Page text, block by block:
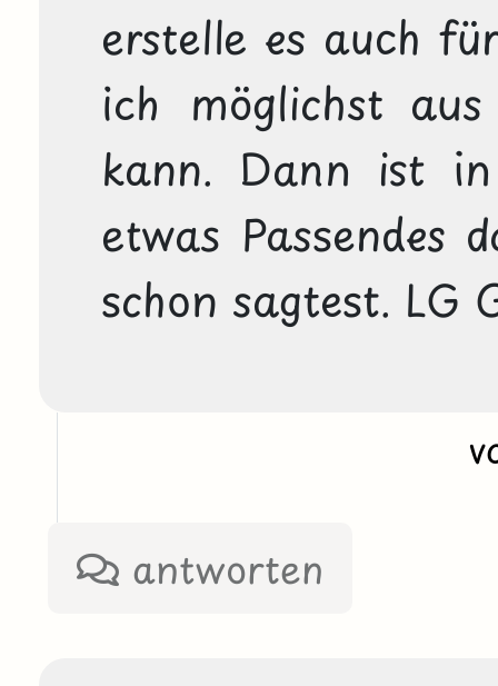
erstelle es auch
ich möglichst
kann. Dann ist
etwas Passendes
schon sagtest. LG
antworten